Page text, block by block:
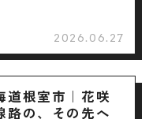
2026.06.27
道根室市｜花咲
路の、その先へ